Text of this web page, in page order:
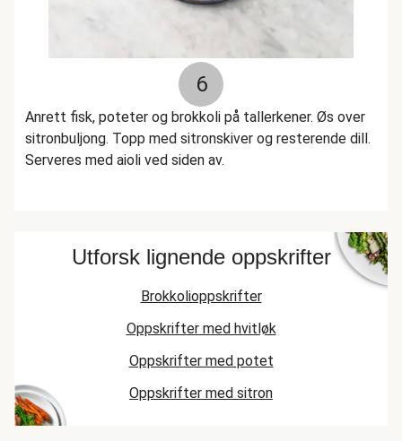
6
Anrett fisk, poteter og brokkoli på tallerkener. Øs over
sitronbuljong. Topp med sitronskiver og resterende dill.
Serveres med aioli ved siden av.
Utforsk lignende oppskrifter
Brokkolioppskrifter
Oppskrifter med hvitløk
Oppskrifter med potet
Oppskrifter med sitron